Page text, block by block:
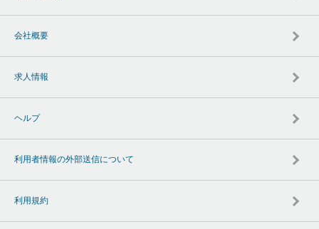
会社概要
求人情報
ヘルプ
利用者情報の外部送信について
利用規約